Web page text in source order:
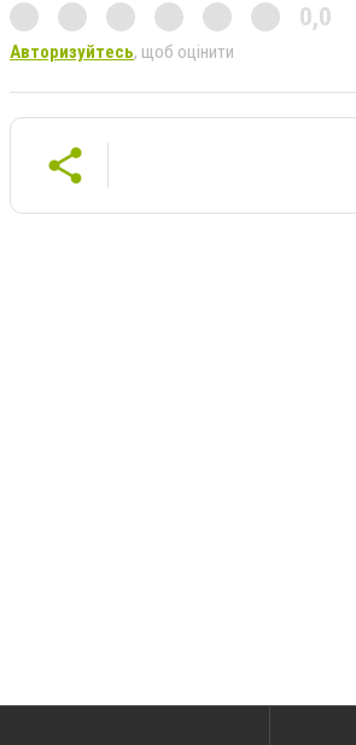
0,0
Авторизуйтесь, щоб оцінити